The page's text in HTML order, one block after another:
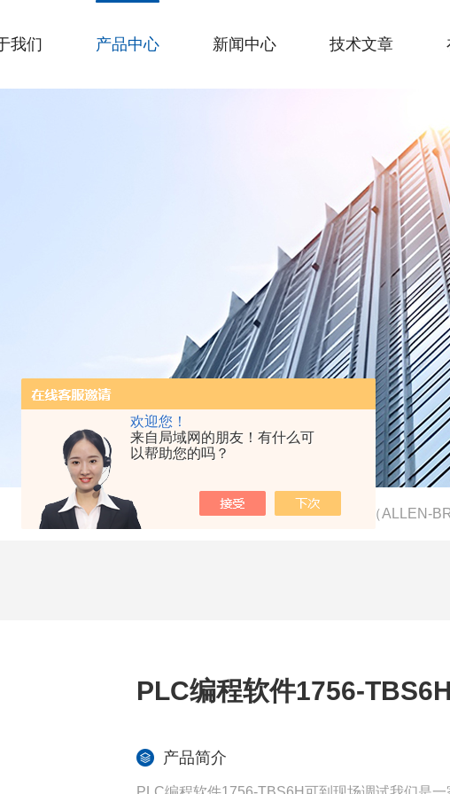
欢迎您！
来自局域网的朋友！有什么可
以帮助您的吗？
我们 产品中心 新闻中心 技术文章
当前位置：首页- 产品中心- AB（ALLEN-
PLC编程软件1756-
产品简介